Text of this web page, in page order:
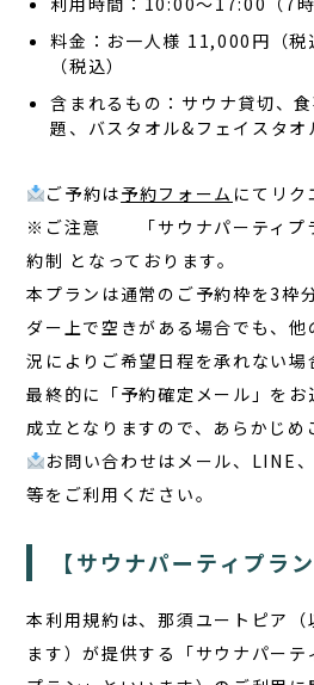
料金：お一人様 11,000円（
（税込）
含まれるもの：サウナ貸切、
題、バスタオル&フェイスタ
ご予約は予約フォーム にてリク
※ご注意 「サウナパーティプ
約制 となっております。
本プランは通常のご予約枠を3枠
ダー上で空きがある場合でも、
況によりご希望日程を承れない場
最終的に「予約確定メール」を
成立となりますので、あらかじめ
お問い合わせはメール、LINE
等をご利用ください。
【サウナパーティプラ
本利用規約は、那須ユートピア
ます）が提供する「サウナパー